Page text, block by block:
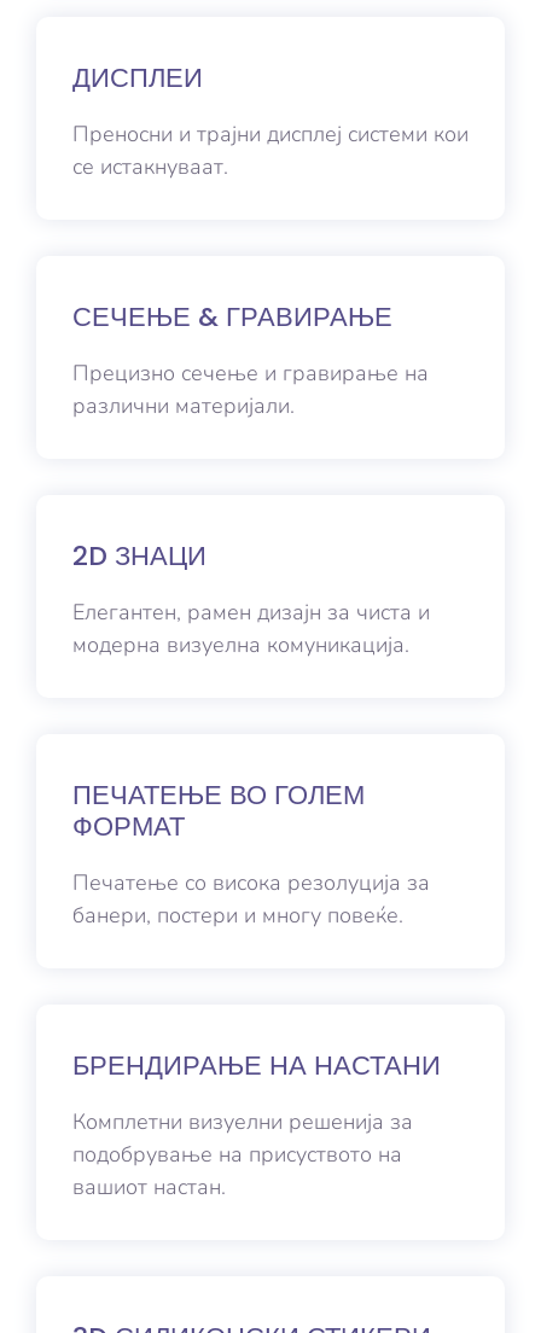
ДИСПЛЕИ
Преносни и трајни дисплеј системи кои
се истакнуваат.
СЕЧЕЊЕ & ГРАВИРАЊЕ
Прецизно сечење и гравирање на
различни материјали.
2D ЗНАЦИ
Елегантен, рамен дизајн за чиста и
модерна визуелна комуникација.
ПЕЧАТЕЊЕ ВО ГОЛЕМ
ФОРМАТ
Печатење со висока резолуција за
банери, постери и многу повеќе.
БРЕНДИРАЊЕ НА НАСТАНИ
Комплетни визуелни решенија за
подобрување на присуството на
вашиот настан.